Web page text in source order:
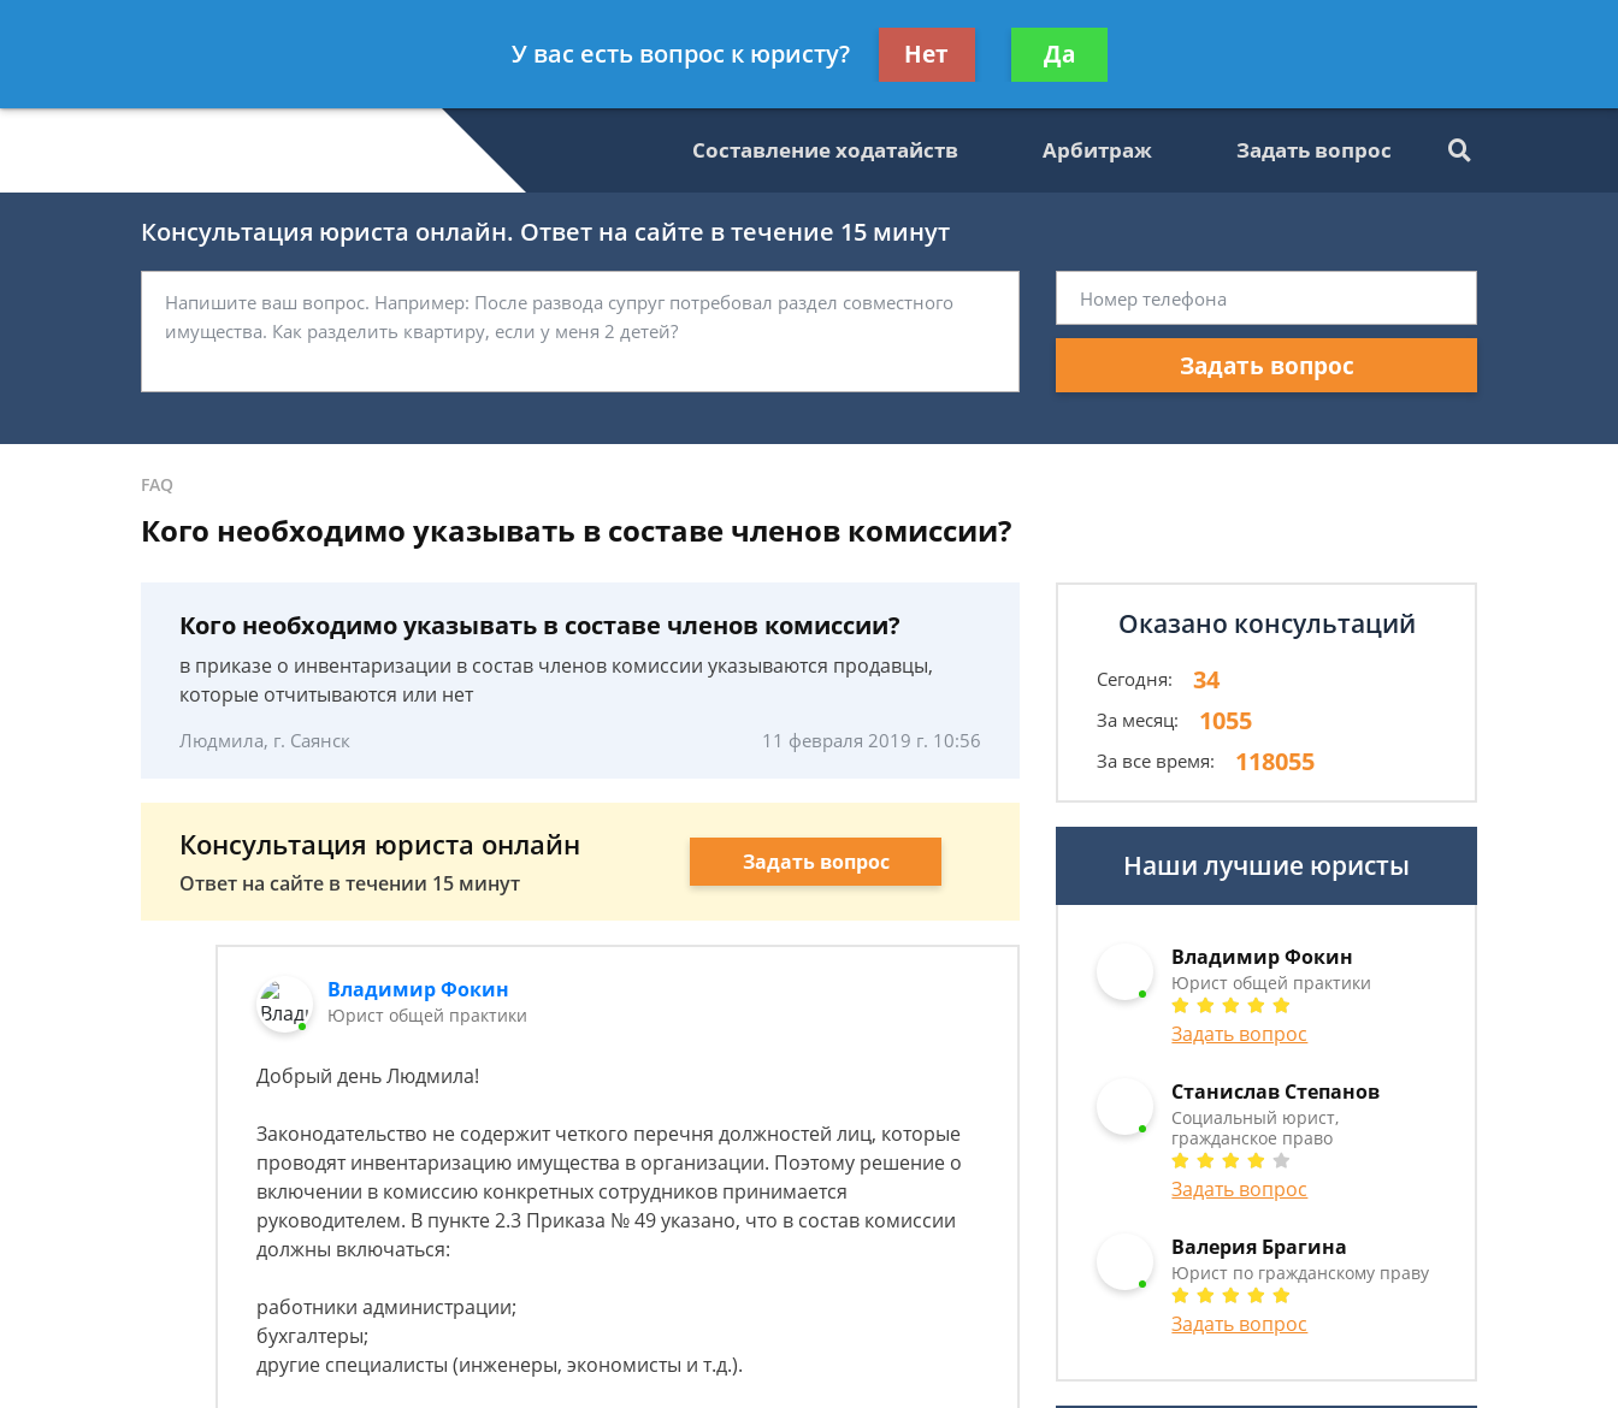
- Юрист по гражданскому праву
Получите консультацию
бесплатно
Составление ходатайств Арбитраж Задать вопрос
Консультация юриста онлайн. Ответ на сайте в течение 15 минут
Задать вопрос
FAQ
Кого необходимо указывать в составе членов комиссии?
Кого необходимо указывать в составе членов комиссии?
в приказе о инвентаризации в состав членов комиссии указываются продавцы,
которые отчитываются или нет
Людмила, г. Саянск 11 февраля 2019 г. 10:56
Консультация юриста онлайн
Ответ на сайте в течении 15 минут
Задать вопрос
Владимир Фокин
Юрист общей практики
Добрый день Людмила!
Законодательство не содержит четкого перечня должностей лиц, которые
проводят инвентаризацию имущества в организации. Поэтому решение о
включении в комиссию конкретных сотрудников принимается
руководителем. В пункте 2.3 Приказа № 49 указано, что в состав комиссии
должны включаться:
работники администрации;
бухгалтеры;
другие специалисты (инженеры, экономисты и т.д.).
Оказано консультаций
Сегодня: 34
За месяц: 1055
За все время: 118055
Наши лучшие юристы
Владимир Фокин
Юрист общей практики
Задать вопрос
Станислав Степанов
Социальный юрист,
гражданское право
Задать вопрос
Валерия Брагина
Юрист по гражданскому праву
Задать вопрос
У вас есть вопрос к юристу? Нет Да